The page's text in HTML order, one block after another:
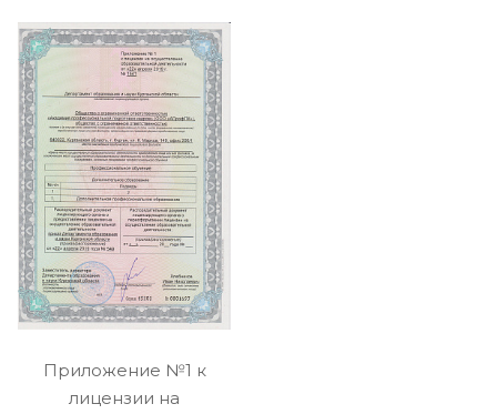
Приложение №1 к
лицензии на